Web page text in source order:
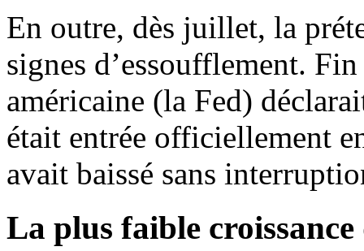
En outre, dès juillet, la
signes d’essoufflement.
américaine (la Fed)
était entrée officiellement
avait baissé sans
La plus faible croissance